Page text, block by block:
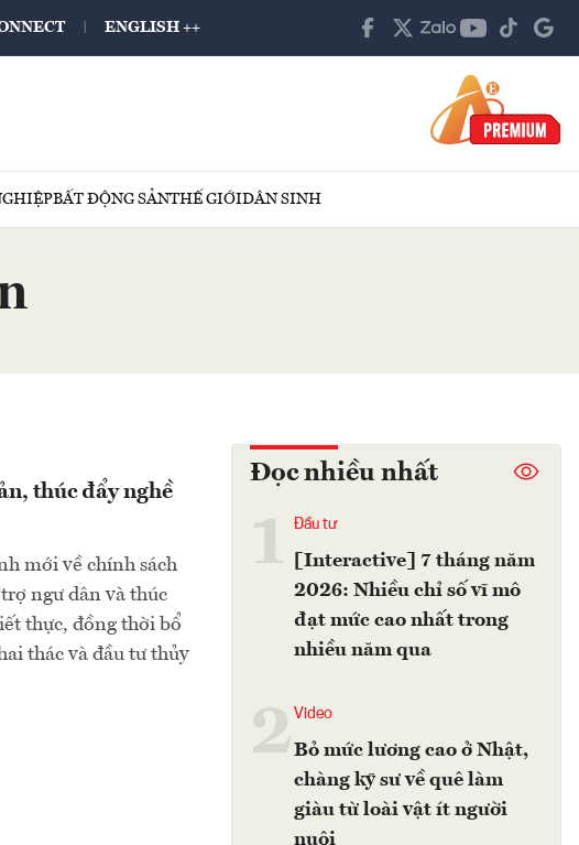
ENGLISH ++
BẤT ĐỘNG SẢNTHẾ GIỚIDÂN SINH
thúc đẩy nghề
mới về chính sách
ngư dân và thúc
thực, đồng thời bổ
thác và đầu tư thủy
Đọc nhiều nhất
Đầu tư
[Interactive] 7 tháng năm
2026: Nhiều chỉ số vĩ mô
đạt mức cao nhất trong
nhiều năm qua
2Video
Bỏ mức lương cao ở Nhật,
chàng kỹ sư về quê làm
giàu từ loài vật ít người
nuôi